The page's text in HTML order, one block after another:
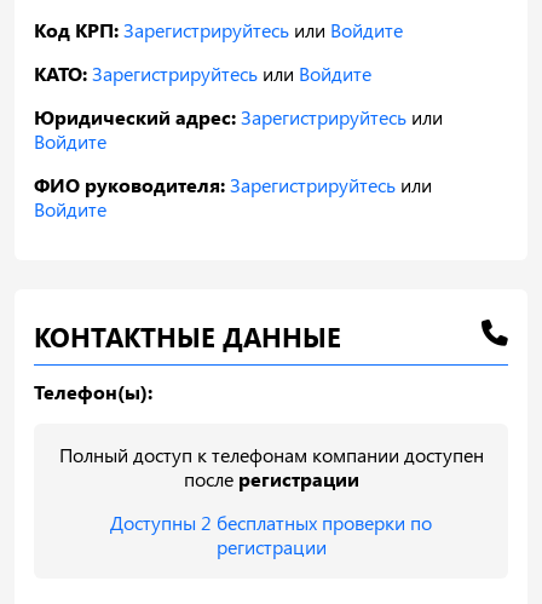
Код КРП:Зарегистрируйтесь или Войдите
КАТО:Зарегистрируйтесь или Войдите
Юридический адрес:Зарегистрируйтесь или
Войдите
ФИО руководителя:Зарегистрируйтесь или
Войдите
КОНТАКТНЫЕ ДАННЫЕ
Телефон(ы):
Полный доступ к телефонам компании доступен
после регистрации
Доступны 2 бесплатных проверки по
регистрации